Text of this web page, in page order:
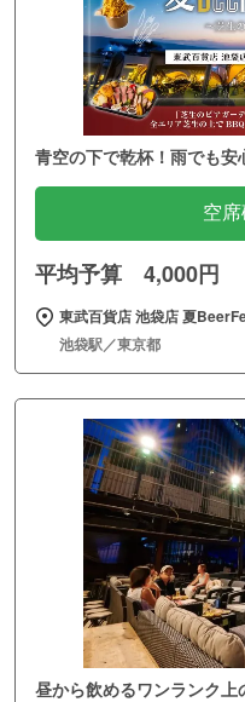
青空の下で乾杯！雨でも
空
平均予算 4,000円
東武百貨店 池袋店 夏
池袋駅／東京都
昼から飲めるワンランク